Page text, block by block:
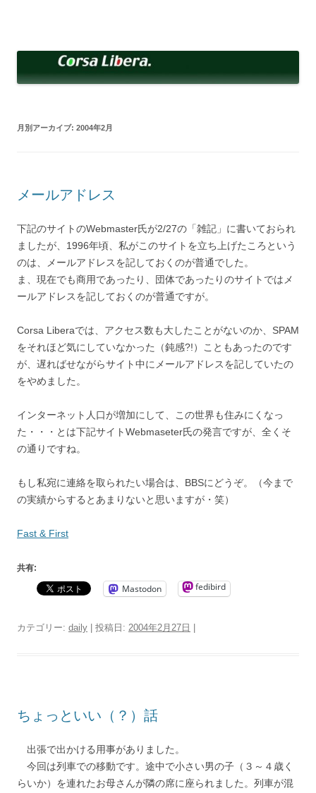
へ
ッ
月別アーカイブ: 2004年2月
メールアドレス
下記のサイトのWebmaster氏が2/27の「雑記」に書いておられ
ましたが、1996年頃、私がこのサイトを立ち上げたころという
のは、メールアドレスを記しておくのが普通でした。
ま、現在でも商用であったり、団体であったりのサイトではメ
ールアドレスを記しておくのが普通ですが。
Corsa Liberaでは、アクセス数も大したことがないのか、SPAM
をそれほど気にしていなかった（鈍感?!）こともあったのです
が、遅ればせながらサイト中にメールアドレスを記していたの
をやめました。
インターネット人口が増加にして、この世界も住みにくなっ
た・・・とは下記サイトWebmaseter氏の発言ですが、全くそ
の通りですね。
もし私宛に連絡を取られたい場合は、BBSにどうぞ。（今まで
の実績からするとあまりないと思いますが・笑）
Fast & First
共有:
Mastodon fedibird
カテゴリー: daily | 投稿日: 2004年2月27日 |
ちょっといい（？）話
出張で出かける用事がありました。
今回は列車での移動です。途中で小さい男の子（３～４歳く
らいか）を連れたお母さんが隣の席に座られました。列車が混